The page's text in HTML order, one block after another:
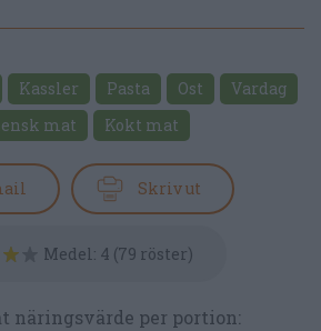
Kassler Pasta Ost
Vardag
mat
Kokt mat
Skriv ut
Medel: 4 (79 röster)
näringsvärde per portion: